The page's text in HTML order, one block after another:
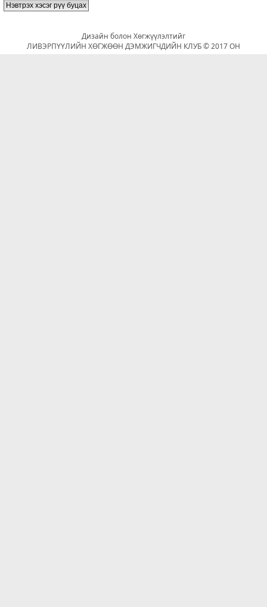
Нэвтрэх хэсэг рүү буцах
Дизайн болон Хөгжүүлэлтийг
ЛИВЭРПҮҮЛИЙН ХӨГЖӨӨН ДЭМЖИГЧДИЙН КЛУБ © 2017 ОН